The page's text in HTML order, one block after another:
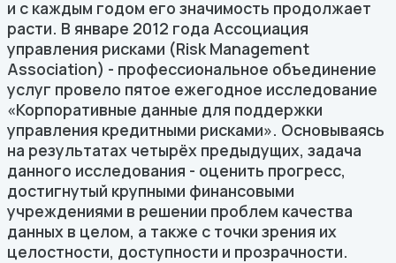
и с каждым годом его значимость продолжает
расти. В январе 2012 года Ассоциация
управления рисками (Risk Management
Association) - профессиональное объединение
услуг провело пятое ежегодное исследование
«Корпоративные данные для поддержки
управления кредитными рисками». Основываясь
на результатах четырёх предыдущих, задача
данного исследования - оценить прогресс,
достигнутый крупными финансовыми
учреждениями в решении проблем качества
данных в целом, а также с точки зрения их
целостности, доступности и прозрачности.